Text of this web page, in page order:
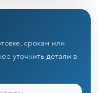
срокам или
уточнить детали в